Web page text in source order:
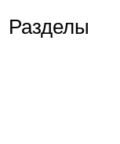
Разделы